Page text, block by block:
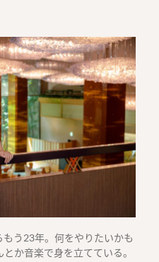
う23年。何をやりたいかも
か音楽で身を立てている。